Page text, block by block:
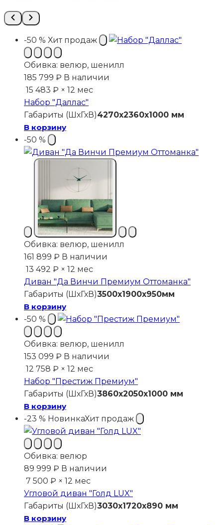
-50 % Хит продаж
Обивка: велюр, шенилл
185 799 ₽ В наличии
15 483 ₽ × 12 мес
Набор "Даллас"
Габариты (ШхГхВ)4270x2360x1000 мм
В корзину
-50 %
Обивка: велюр, шенилл
161 899 ₽ В наличии
13 492 ₽ × 12 мес
Диван "Да Винчи Премиум Оттоманка"
Габариты (ШхГхВ)3500х1900х950мм
В корзину
-50 %
Обивка: велюр, шенилл
153 099 ₽ В наличии
12 758 ₽ × 12 мес
Набор "Престиж Премиум"
Габариты (ШхГхВ)3860x2050x1000 мм
В корзину
-23 % НовинкаХит продаж
Обивка: велюр
89 999 ₽ В наличии
7 500 ₽ × 12 мес
Угловой диван "Голд LUX"
Габариты (ШхГхВ)3030x1720x890 мм
В корзину